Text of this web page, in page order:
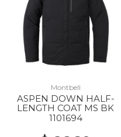
Montbell
ASPEN DOWN HALF-
LENGTH COAT MS BK
1101694